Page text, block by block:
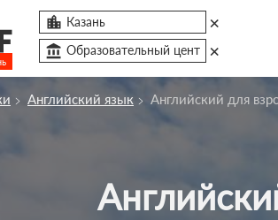
 Казань ×
account_balance Образовательный цент ×
Английский язык Английский для
Английский для взрослых Intermediate